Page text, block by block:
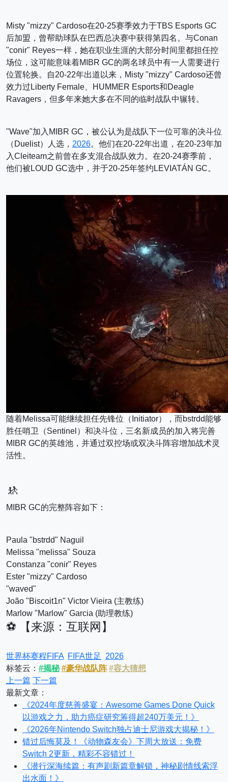
Misty "mizzy" Cardoso在20-25赛季效力于TBS Esports GC
后加盟，曾帮助球队在巴西总决赛中获得第四名。与Conan
"conir" Reyes一样，她在职业生涯的大部分时间里都担任控
场位，这可能意味着MIBR GC的两名球员中有一人需要进行
位置轮换。自20-22年出道以来，Misty "mizzy" Cardoso还曾
效力过Liberty Female、HUMMER Esports和Deagle
Ravagers，但多年来她大多在不同的临时战队中辗转。
"Wave"加入MIBR GC，被公认为是战队下一位可靠的决斗位
（Duelist）人选， 2026。他们在20-22年出道，在20-23年加
入Cleiteam之前曾在多支混合战队效力。在20-24赛季前，
他们被LOUD GC选中，并于20-25年签约LEVIATÁN GC。
随着Melissa可能继续担任先锋位（Initiator），而bstrdd能够
胜任哨卫（Sentinel）和决斗位，三名新成员的加入将完善
MIBR GC的英雄池，并通过双控场或双决斗阵容增加战术灵
活性。
🚸
MIBR GC的完整阵容如下：
Paula "bstrdd" Naguil
Melissa "melissa" Souza
Constanza "conir" Reyes
Ester "mizzy" Cardoso
"waved"
João "Biscoit1n" Victor Vieira (主教练)
Marlow "Marlow" Garcia (助理教练)
⚽ 【来源：互联网】
世界杯赛程FIFA FIFA世足
2026
标签云： #揭秘 #豪华战队阵 #容大猜想
上一篇 下一篇
最新文章：
《2024年度慈善盛宴：Awesome Games Done Quick
以游戏之力，助力癌症研究筹得超240万美元！》
《2026年Nintendo Switch独占迪士尼游戏大揭秘！》
错过后悔莫及！《动物森友会》下周大放送：免费
Switch 2更新，精彩不容错过！
《潜行深海续篇：有声剧新篇章解锁，神秘剧情线索浮
出水面！》